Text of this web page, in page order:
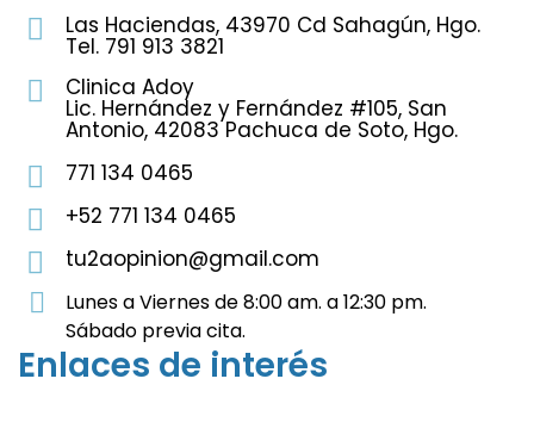
Las Haciendas, 43970 Cd Sahagún, Hgo.
Tel. 791 913 3821
Clinica Adoy
Lic. Hernández y Fernández #105, San
Antonio, 42083 Pachuca de Soto, Hgo.
771 134 0465
+52 771 134 0465
tu2aopinion@gmail.com
Lunes a Viernes de 8:00 am. a 12:30 pm.
Sábado previa cita.
Enlaces de interés